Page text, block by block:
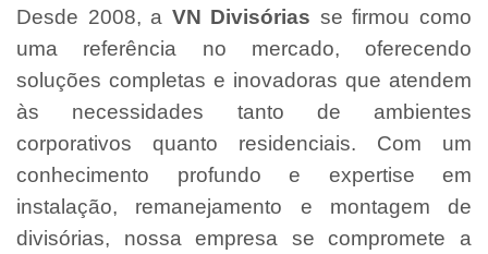
Desde 2008, a VN Divisórias se firmou como
uma referência no mercado, oferecendo
soluções completas e inovadoras que atendem
às necessidades tanto de ambientes
corporativos quanto residenciais. Com um
conhecimento profundo e expertise em
instalação, remanejamento e montagem de
divisórias, nossa empresa se compromete a